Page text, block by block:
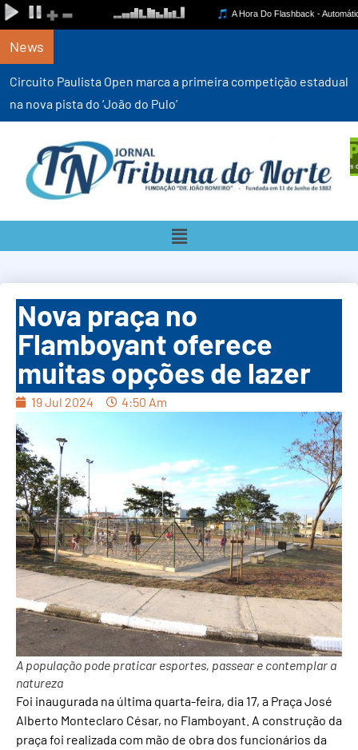
News
Circuito Paulista Open marca a primeira competição estadual
na nova pista do ‘João do Pulo’
Nova praça no
Flamboyant oferece
muitas opções de lazer
19 Jul 2024 4:50 Am
A população pode praticar esportes, passear e contemplar a
natureza
Foi inaugurada na última quarta-feira, dia 17, a Praça José
Alberto Monteclaro César, no Flamboyant. A construção da
praça foi realizada com mão de obra dos funcionários da